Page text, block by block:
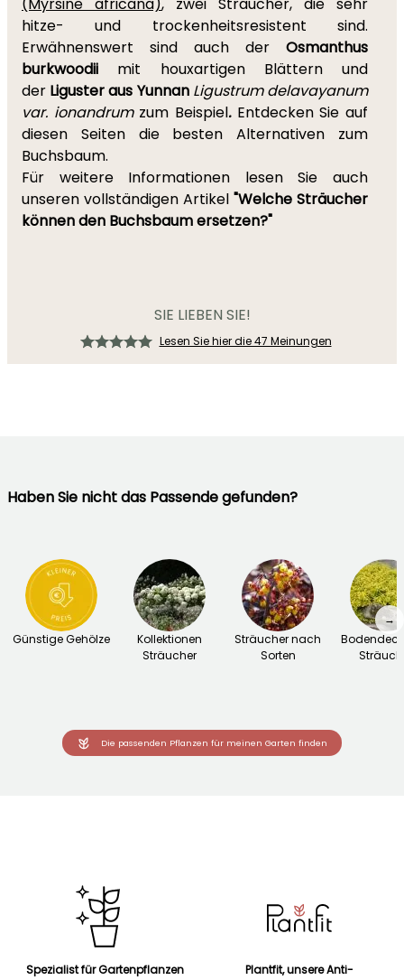
hitze- und trockenheitsresistent sind.
Erwähnenswert sind auch der Osmanthus
burkwoodii mit houxartigen Blättern und
der Liguster aus YunnanLigustrum delavayanum
var. ionandrumzum Beispiel.Entdecken Sie auf
diesen Seiten die besten Alternativen zum
Buchsbaum.
Für weitere Informationen lesen Sie auch
unseren vollständigen Artikel "Welche Sträucher
können den Buchsbaum ersetzen?"
SIE LIEBEN SIE!
Lesen Sie hier die 47 Meinungen
Haben Sie nicht das Passende gefunden?
Günstige Gehölze
Kollektionen
Sträucher
Sträucher nach
Sorten
→
Die passenden Pflanzen für meinen Garten finden
Spezialist für Gartenpflanzen
Plantfit, unsere Anti-